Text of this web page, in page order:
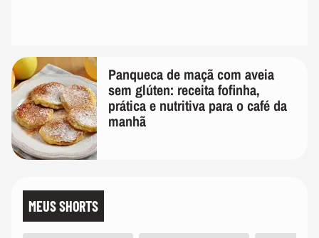
Panqueca de maçã com aveia
sem glúten: receita fofinha,
prática e nutritiva para o café da
manhã
MEUS SHORTS